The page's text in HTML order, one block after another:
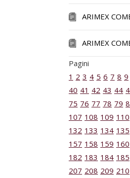
ARIMEX
ARIMEX
Pagini
1 2 3 4 5 6 7 8 9
40 41 42 43 44
75 76 77 78 79
107 108 109 110
132 133 134 135
157 158 159 160
182 183 184 185
207 208 209 210